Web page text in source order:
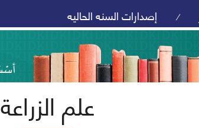
/ إصدارات السنه الحاليه
علم الزراعة